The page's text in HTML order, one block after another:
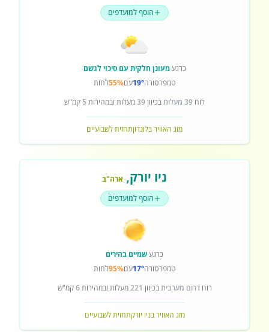
הוסף למועדפים
כרגעמעונן חלקית עם סיכוי לגשם
טמפרטורה19°עם55%לחות
רוח 39 מעלות בכיוון39מעלות ובמהירות 5 קמ"ש
מזג האוויר בלונדוןתחזית לשבועיים
ניו יורק, ארה"ב
הוסף למועדפים
כרגעשמיים בהירים
טמפרטורה17°עם95%לחות
רוחדרום מערביתבכיוון 221מעלות ובמהירות6קמ"ש
מזג האוויר בניו יורקתחזית לשבועיים